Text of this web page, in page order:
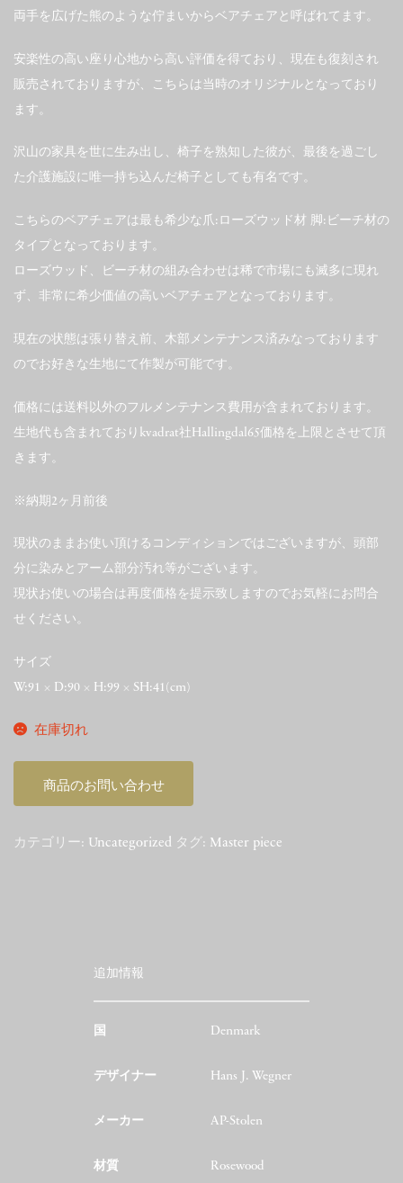
両手を広げた熊のような佇まいからベアチェアと呼ばれてます。
安楽性の高い座り心地から高い評価を得ており、現在も復刻され
販売されておりますが、こちらは当時のオリジナルとなっており
ます。
沢山の家具を世に生み出し、椅子を熟知した彼が、最後を過ごし
た介護施設に唯一持ち込んだ椅子としても有名です。
こちらのベアチェアは最も希少な爪:ローズウッド材 脚:ビーチ材の
タイプとなっております。
ローズウッド、ビーチ材の組み合わせは稀で市場にも滅多に現れ
ず、非常に希少価値の高いベアチェアとなっております。
現在の状態は張り替え前、木部メンテナンス済みなっております
のでお好きな生地にて作製が可能です。
価格には送料以外のフルメンテナンス費用が含まれております。
生地代も含まれておりkvadrat社Hallingdal65価格を上限とさせて頂
きます。
※納期2ヶ月前後
現状のままお使い頂けるコンディションではございますが、頭部
分に染みとアーム部分汚れ等がございます。
現状お使いの場合は再度価格を提示致しますのでお気軽にお問合
せください。
サイズ
W:91 × D:90 × H:99 × SH:41(cm)
在庫切れ
商品のお問い合わせ
カテゴリー: Uncategorized タグ: Master piece
追加情報
国 Denmark
デザイナー Hans J. Wegner
メーカー AP-Stolen
材質 Rosewood